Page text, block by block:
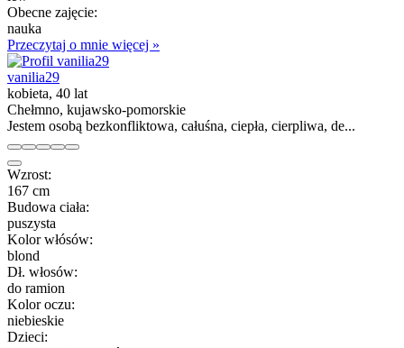
Obecne zajęcie:
nauka
Przeczytaj o mnie więcej »
vanilia29
kobieta, 40 lat
Chełmno, kujawsko-pomorskie
Jestem osobą bezkonfliktowa, całuśna, ciepła, cierpliwa, de...
Wzrost:
167 cm
Budowa ciała:
puszysta
Kolor włósów:
blond
Dł. włosów:
do ramion
Kolor oczu:
niebieskie
Dzieci: